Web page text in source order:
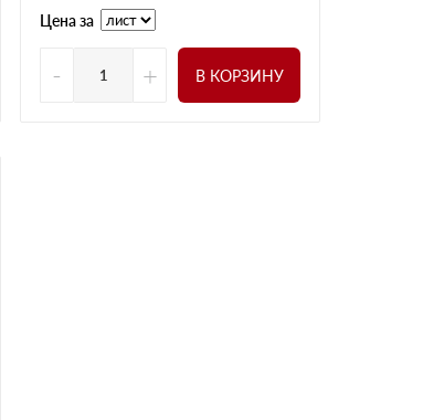
Цена за
- + В КОРЗИНУ